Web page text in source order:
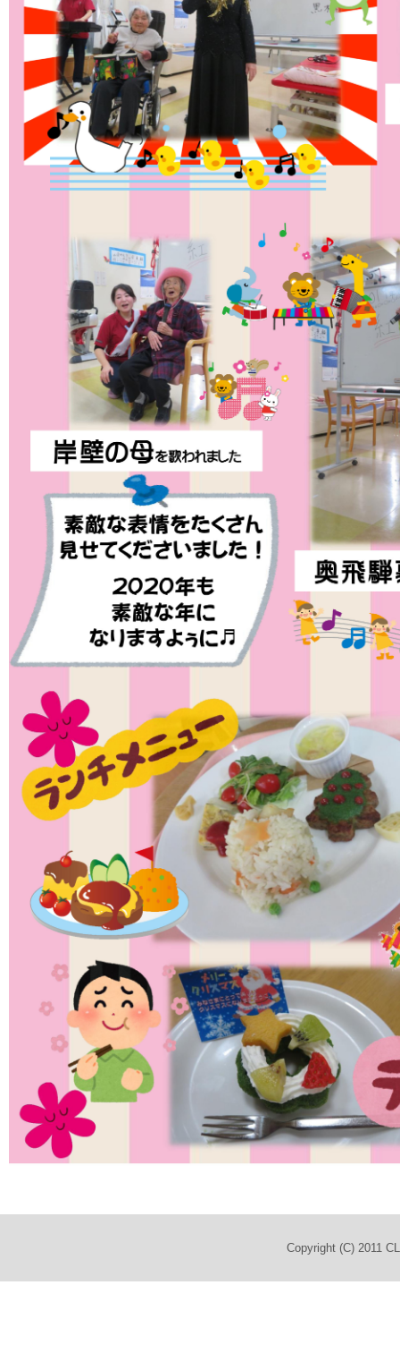
Copyright (C) 2011